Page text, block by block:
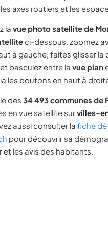
axes routiers et les
la vue photo satellite de
ci-dessous, zoomez
à gauche, faites glisser la
basculez entre la vue plan
les boutons en haut à
des 34 493 communes de
en vue satellite survilles-
aussi consulter la fiche
pour découvrir sa
et les avis des habitants.